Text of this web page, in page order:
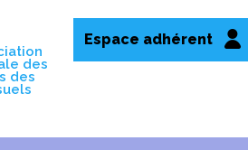
des
des
Espace adhérent